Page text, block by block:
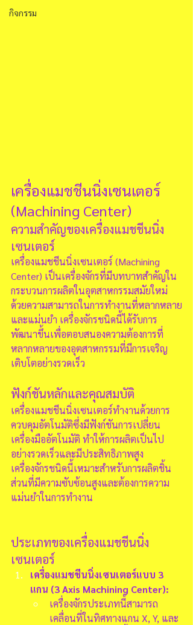
กิจกรรม
เครื่องแมชชีนนิ่งเซนเตอร์
(Machining Center)
ความสำคัญของเครื่องแมชชีนนิ่ง
เซนเตอร์
เครื่องแมชชีนนิ่งเซนเตอร์ (Machining
Center) เป็นเครื่องจักรที่มีบทบาทสำคัญใน
กระบวนการผลิตในอุตสาหกรรมสมัยใหม่
ด้วยความสามารถในการทำงานที่หลากหลาย
และแม่นยำ เครื่องจักรชนิดนี้ได้รับการ
พัฒนาขึ้นเพื่อตอบสนองความต้องการที่
หลากหลายของอุตสาหกรรมที่มีการเจริญ
เติบโตอย่างรวดเร็ว
ฟังก์ชันหลักและคุณสมบัติ
เครื่องแมชชีนนิ่งเซนเตอร์ทำงานด้วยการ
ควบคุมอัตโนมัติซึ่งมีฟังก์ชันการเปลี่ยน
เครื่องมืออัตโนมัติ ทำให้การผลิตเป็นไป
อย่างรวดเร็วและมีประสิทธิภาพสูง
เครื่องจักรชนิดนี้เหมาะสำหรับการผลิตชิ้น
ส่วนที่มีความซับซ้อนสูงและต้องการความ
แม่นยำในการทำงาน
ประเภทของเครื่องแมชชีนนิ่ง
เซนเตอร์
เครื่องแมชชีนนิ่งเซนเตอร์แบบ 3
แกน (3 Axis Machining Center):
เครื่องจักรประเภทนี้สามารถ
เคลื่อนที่ในทิศทางแกน X, Y, และ